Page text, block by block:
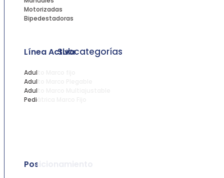
Motorizadas
Bipedestadoras
Línea Activa
Adulto Marco fijo
Adulto Marco Plegable
Adulto Marco Multiajustable
Pediátrica Marco Fijo
Posicionamiento
Subcategorías